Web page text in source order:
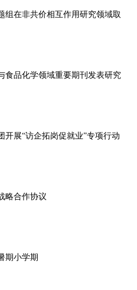
组在非共价相互作用研究领域取
食品化学领域重要期刊发表研究
展“访企拓岗促就业”专项行动
略合作协议
期小学期